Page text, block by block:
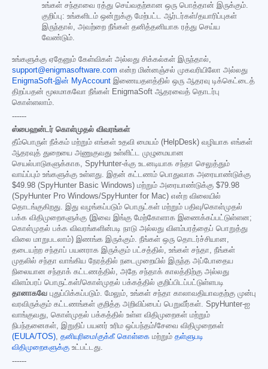
உங்கள் சந்தாவை ரத்து செய்வதற்கான ஒரு பொத்தான் இருக்கும்.
குறிப்பு: உங்களிடம் ஒன்றுக்கு மேற்பட்ட ஆர்டர்கள்/தயாரிப்புகள்
இருந்தால், அவற்றை நீங்கள் தனித்தனியாக ரத்து செய்ய
வேண்டும்.
உங்களுக்கு ஏதேனும் கேள்விகள் அல்லது சிக்கல்கள் இருந்தால்,
support@enigmasoftware.com என்ற மின்னஞ்சல் முகவரியிலோ அல்லது
EnigmaSoft-இன் MyAccount இணையதளத்தில் ஒரு ஆதரவு டிக்கெட்டைத்
திறப்பதன் மூலமாகவோ நீங்கள் EnigmaSoft ஆதரவைத் தொடர்பு
கொள்ளலாம்.
------
ஸ்பைஹன்டர் கொள்முதல் விவரங்கள்
தீம்பொருள் நீக்கம் மற்றும் எங்கள் உதவி மையம் (HelpDesk) வழியாக எங்கள்
ஆதரவுத் துறையை அணுகுவது உள்ளிட்ட முழுமையான
செயல்பாடுகளுக்காக, SpyHunter-க்கு உடனடியாக சந்தா செலுத்தும்
வாய்ப்பும் உங்களுக்கு உள்ளது. இதன் கட்டணம் பொதுவாக அரையாண்டுக்கு
$49.98 (SpyHunter Basic Windows) மற்றும் அரையாண்டுக்கு $79.98
(SpyHunter Pro Windows/SpyHunter for Mac) என்ற விலையில்
தொடங்குகிறது. இது வழங்கப்படும் பொருட்கள் மற்றும் பதிவு/கொள்முதல்
பக்க விதிமுறைகளுக்கு (இவை இங்கு மேற்கோளாக இணைக்கப்பட்டுள்ளன;
கொள்முதல் பக்க விவரங்களின்படி நாடு அல்லது விளம்பரத்தைப் பொறுத்து
விலை மாறுபடலாம்) இணங்க இருக்கும். நீங்கள் ஒரு தொடர்ச்சியான,
தடையற்ற சந்தாப் பயனராக இருக்கும் பட்சத்தில், உங்கள் சந்தா, நீங்கள்
முதலில் சந்தா வாங்கிய நேரத்தில் நடைமுறையில் இருந்த அப்போதைய
நிலையான சந்தாக் கட்டணத்தில், அதே சந்தாக் காலத்திற்கு அல்லது
விளம்பரப் பொருட்கள்/கொள்முதல் பக்கத்தில் குறிப்பிடப்பட்டுள்ளபடி
தானாகவே புதுப்பிக்கப்படும். மேலும், உங்கள் சந்தா காலாவதியாவதற்கு முன்பு
வரவிருக்கும் கட்டணங்கள் குறித்த அறிவிப்பைப் பெறுவீர்கள். SpyHunter-ஐ
வாங்குவது, கொள்முதல் பக்கத்தில் உள்ள விதிமுறைகள் மற்றும்
நிபந்தனைகள், இறுதிப் பயனர் உரிம ஒப்பந்தம்/சேவை விதிமுறைகள்
(EULA/TOS), தனியுரிமை/குக்கீ கொள்கை மற்றும் தள்ளுபடி
விதிமுறைகளுக்கு உட்பட்டது.
------